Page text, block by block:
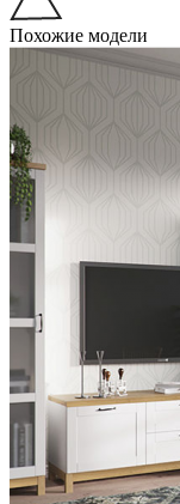
Похожие модели